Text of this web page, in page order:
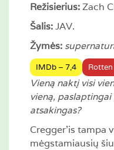
Režisierius:Zach
Šalis:JAV.
Žymės:
IMDb – 7,4
Vieną naktį visi
vieną,
atsakingas?
Cregger’is tampa
mėgstamiausių